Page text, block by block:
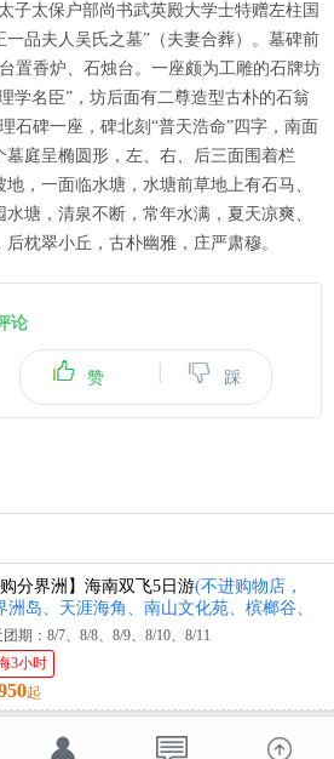
子太保户部尚书武英殿大学士特赠左柱国
品夫人吴氏之墓”（夫妻合葬）。墓碑前
置香炉、石烛台。一座颇为工雕的石牌坊
学名臣”，坊后面有二尊造型古朴的石翁
石碑一座，碑北刻“普天浩命”四字，南面
庭呈椭圆形，左、右、后三面围着栏
，一面临水塘，水塘前草地上有石马、
塘，清泉不断，常年水满，夏天凉爽、
枕翠小丘，古朴幽雅，庄严肃穆。
论
赞 踩
购分界洲】海南双飞5日游(不进购物店，
洲岛、天涯海角、南山文化苑、槟榔谷、
夜宴)
期：8/7、8/8、8/9、8/10、8/11
3小时
起